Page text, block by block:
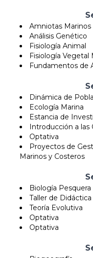
Amniotas Marinos
Análisis Genético
Fisiología Animal
Fisiología Vegetal
Fundamentos de
Dinámica de
Ecología Marina
Estancia de
Introducción a las
Optativa
Proyectos de
Marinos y Costeros
Biología Pesquera
Taller de
Teoría Evolutiva
Optativa
Optativa